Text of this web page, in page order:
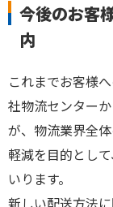
今後のお客
内
これまでお客様
社物流センター
が、物流業界全
軽減を目的とし
いります。
新しい配送方法